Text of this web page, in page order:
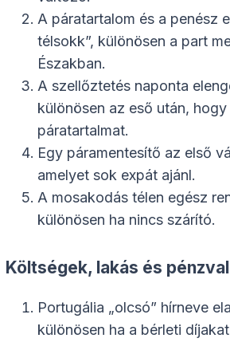
A páratartalom és a penész
télsokk”, különösen a part
Északban.
A szellőztetés naponta
különösen az eső után,
páratartalmat.
Egy páramentesítő az első
amelyet sok expát ajánl.
A mosakodás télen egész
különösen ha nincs szárító.
Költségek, lakás és
Portugália „olcsó” hírneve
különösen ha a bérleti